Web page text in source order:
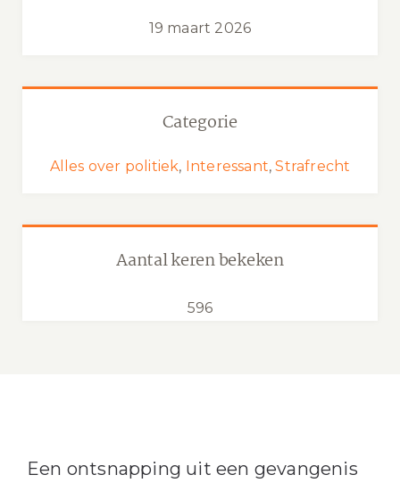
Categorie
Alles over politiek, Interessant,Strafrecht
19 maart 2026
Aantal keren bekeken
596
Een ontsnapping uit een gevangenis